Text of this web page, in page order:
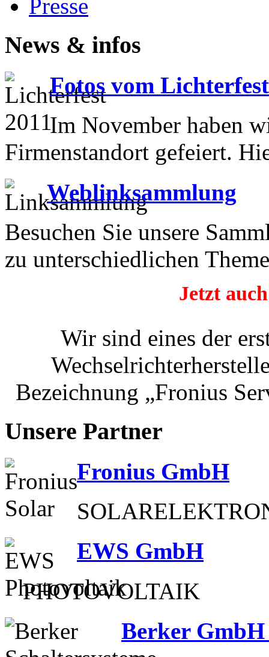
Presse
News & infos
Fotos vom
Im November haben
Firmenstandort gefeiert.
Weblinksammlung
Besuchen Sie unsere
zu unterschiedlichen
Jetzt
Wir sind eines der
Bezeichnung „Fronius
Unsere Partner
Fronius GmbH
EWS GmbH
PHOTOVOLTAIK
Berker